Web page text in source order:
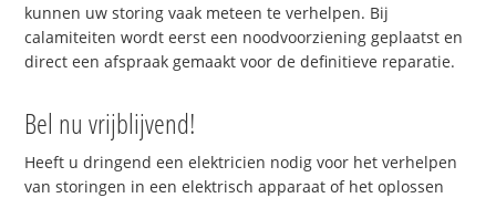
kunnen uw storing vaak meteen te verhelpen. Bij
calamiteiten wordt eerst een noodvoorziening geplaatst en
direct een afspraak gemaakt voor de definitieve reparatie.
Bel nu vrijblijvend!
Heeft u dringend een elektricien nodig voor het verhelpen
van storingen in een elektrisch apparaat of het oplossen